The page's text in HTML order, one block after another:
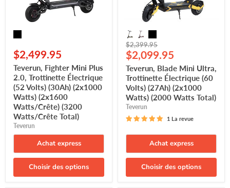
(30Ah)
(2x1000
Watts)
(2x1600
Watts/Crête)
Watts/Crête
Total)
$2,499.95
Teverun, Fighter Mini Plus
2.0, Trottinette Électrique
(52 Volts) (30Ah) (2x1000
Watts) (2x1600
Watts/Crête) (3200
Watts/Crête Total)
Teverun
Achat express
Choisir des options
(2x1000
Watts)
Watts
Total)
Prix
d'origine
$2,399.95
Prix
actuel
$2,099.95
Teverun, Blade Mini Ultra,
Trottinette Électrique (60
Volts) (27Ah) (2x1000
Watts) (2000 Watts Total)
Teverun
1 La revue
Achat express
Choisir des options